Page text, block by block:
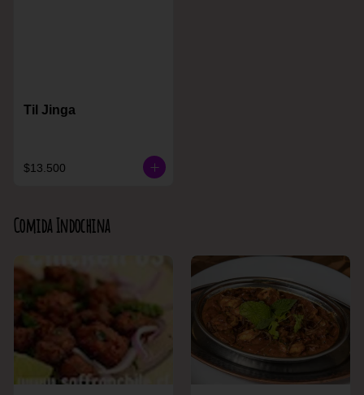
Til Jinga
$13.500
Comida Indochina